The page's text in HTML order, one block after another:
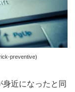
preventive)
近になったと同